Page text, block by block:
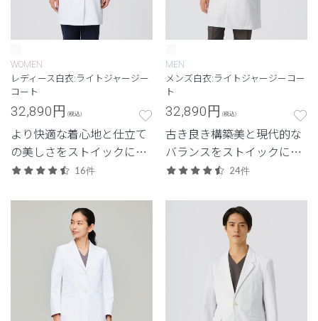
WOMEN
レディース白衣:ライトジャージー
コート
32,890円 (税込)
より快適な着心地と仕立て
の美しさをストイックに追
求した、クラシコにしか生
「ライトジャージー」のレ
ディースドクターコート。
16件
MEN
メンズ白衣:ライトジャージーコー
ト
32,890円 (税込)
古き良き構築美と現代的な
バランスをストイックに追
求した、クラシコにしか生
「ライトジャージー」のメ
ンズドクターコート。
24件